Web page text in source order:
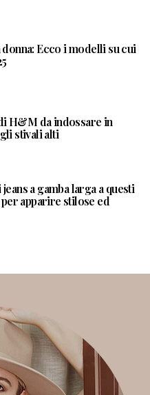
donna: Ecco i modelli su cui
H&M da indossare in
stivali alti
a gamba larga a questi
apparire stilose ed